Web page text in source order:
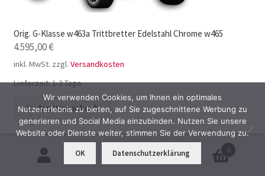
Orig. G-Klasse w463a Trittbretter Edelstahl Chrome w465
4.595,00€
inkl. MwSt. zzgl. Versandkosten
Lieferzeit:1-3 Tage
In den Warenkorb
0
Wir verwenden Cookies, um Ihnen ein optimales
Nutzererlebnis zu bieten, auf Sie zugeschnittene Werbung zu
generieren und Social Media einzubinden. Nutzen Sie unsere
Website oder Dienste weiter, stimmen Sie der Verwendung zu.
OK Datenschutzerklärung